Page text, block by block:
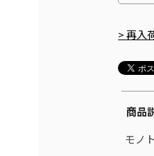
> 再入
商品
モノ